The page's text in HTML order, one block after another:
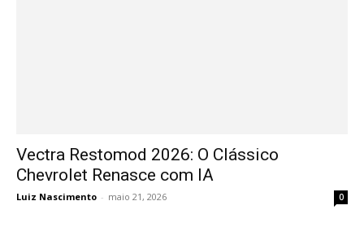
Vectra Restomod 2026: O Clássico
Chevrolet Renasce com IA
Luiz Nascimento - maio 21, 2026 0